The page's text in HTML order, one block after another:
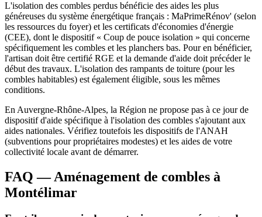
L'isolation des combles perdus bénéficie des aides les plus
généreuses du système énergétique français : MaPrimeRénov' (selon
les ressources du foyer) et les certificats d'économies d'énergie
(CEE), dont le dispositif « Coup de pouce isolation » qui concerne
spécifiquement les combles et les planchers bas. Pour en bénéficier,
l'artisan doit être certifié RGE et la demande d'aide doit précéder le
début des travaux. L'isolation des rampants de toiture (pour les
combles habitables) est également éligible, sous les mêmes
conditions.
En Auvergne-Rhône-Alpes, la Région ne propose pas à ce jour de
dispositif d'aide spécifique à l'isolation des combles s'ajoutant aux
aides nationales. Vérifiez toutefois les dispositifs de l'ANAH
(subventions pour propriétaires modestes) et les aides de votre
collectivité locale avant de démarrer.
FAQ — Aménagement de combles à
Montélimar